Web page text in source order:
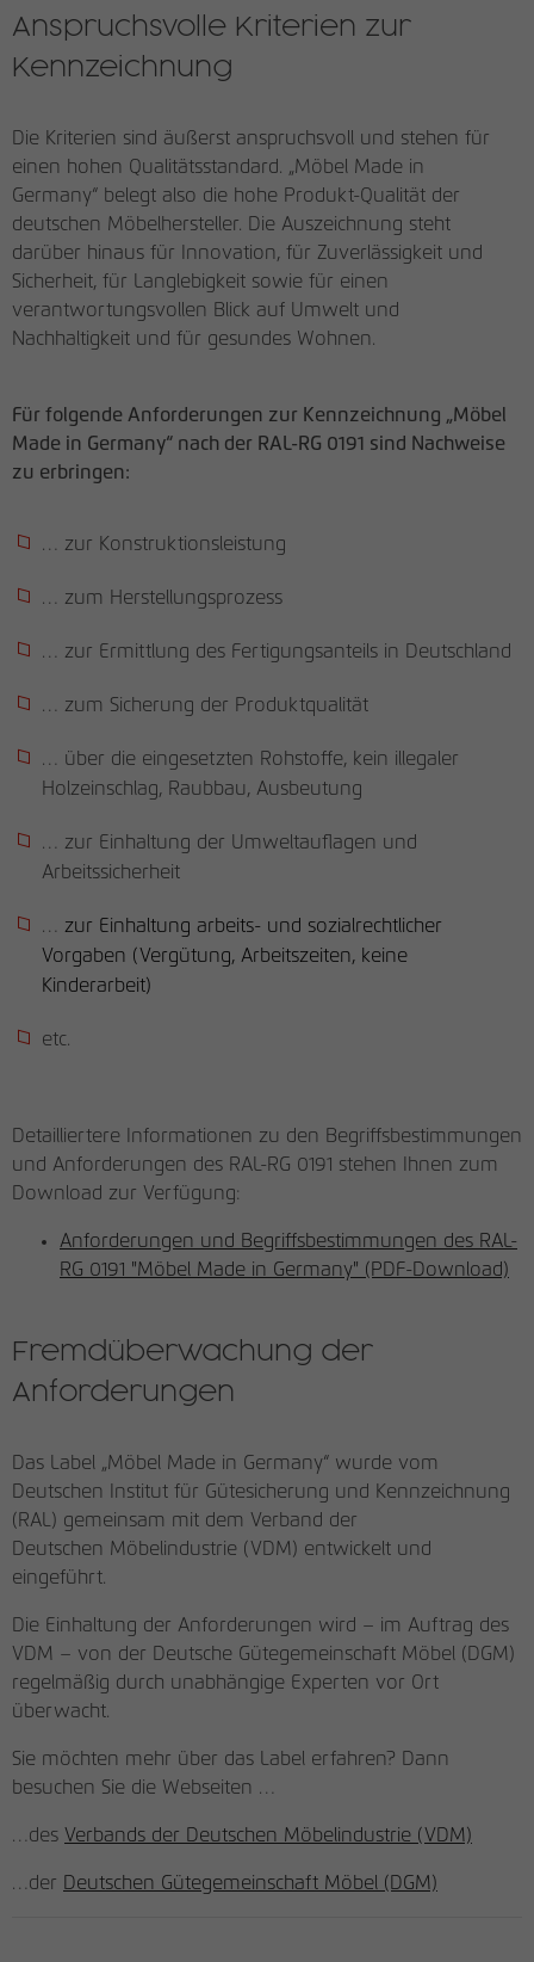
Anspruchsvolle Kriterien zur
Kennzeichnung
Die Kriterien sind äußerst anspruchsvoll und stehen für
einen hohen Qualitätsstandard. „Möbel Made in
Germany“ belegt also die hohe Produkt-Qualität der
deutschen Möbelhersteller. Die Auszeichnung steht
darüber hinaus für Innovation, für Zuverlässigkeit und
Sicherheit, für Langlebigkeit sowie für einen
verantwortungsvollen Blick auf Umwelt und
Nachhaltigkeit und für gesundes Wohnen.
Für folgende Anforderungen zur Kennzeichnung „Möbel
Made in Germany“ nach der RAL-RG 0191 sind Nachweise
zu erbringen:
… zur Konstruktionsleistung
… zum Herstellungsprozess
… zur Ermittlung des Fertigungsanteils in Deutschland
… zum Sicherung der Produktqualität
… über die eingesetzten Rohstoffe, kein illegaler
Holzeinschlag, Raubbau, Ausbeutung
… zur Einhaltung der Umweltauflagen und
Arbeitssicherheit
… zur Einhaltung arbeits‑ und sozialrechtlicher
Vorgaben (Vergütung, Arbeitszeiten, keine
Kinderarbeit)
etc.
Detailliertere Informationen zu den Begriffsbestimmungen
und Anforderungen des RAL-RG 0191 stehen Ihnen zum
Download zur Verfügung:
Anforderungen und Begriffsbestimmungen des RAL-
RG 0191 "Möbel Made in Germany" (PDF-Download)
Fremdüberwachung der
Anforderungen
Das Label „Möbel Made in Germany“ wurde vom
Deutschen Institut für Gütesicherung und Kennzeichnung
(RAL) gemeinsam mit dem Verband der
Deutschen Möbelindustrie (VDM) entwickelt und
eingeführt.
Die Einhaltung der Anforderungen wird – im Auftrag des
VDM – von der Deutsche Gütegemeinschaft Möbel (DGM)
regelmäßig durch unabhängige Experten vor Ort
überwacht.
Sie möchten mehr über das Label erfahren? Dann
besuchen Sie die Webseiten …
…des Verbands der Deutschen Möbelindustrie (VDM)
…der Deutschen Gütegemeinschaft Möbel (DGM)